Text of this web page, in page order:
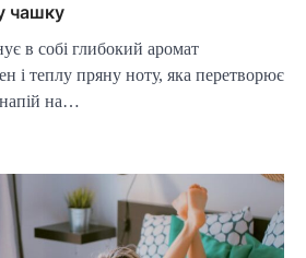
чашку
в собі глибокий аромат
і теплу пряну ноту, яка перетворює
на…